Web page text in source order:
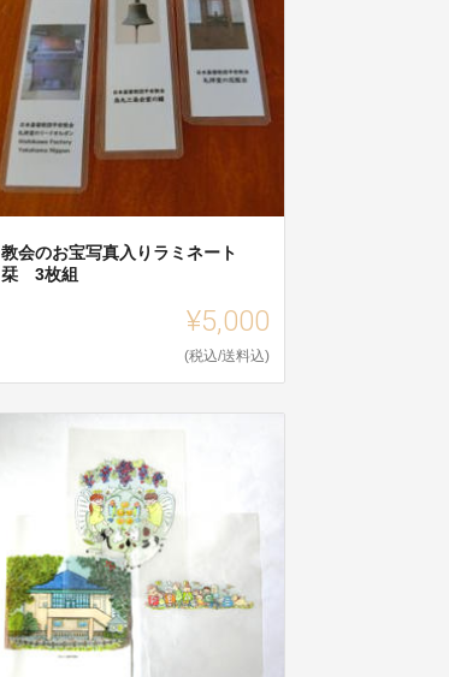
教会のお宝写真入りラミネート
栞 3枚組
¥5,000
(税込/送料込)